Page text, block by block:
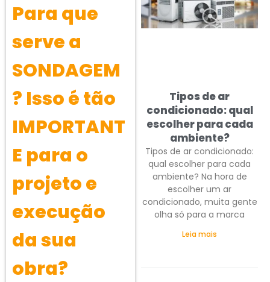
Para que
serve a
SONDAGEM
? Isso é tão
IMPORTANT
E para o
projeto e
execução
da sua
obra?
Tipos de ar
condicionado: qual
escolher para cada
ambiente?
Tipos de ar condicionado:
qual escolher para cada
ambiente? Na hora de
escolher um ar
condicionado, muita gente
olha só para a marca
Leia mais